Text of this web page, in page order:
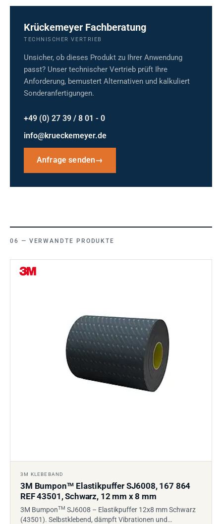
Krückemeyer Fachberatung
TECHNISCHER VERTRIEB
Unsicher, ob dieses Produkt zu Ihrer Anwendung
passt? Unser technischer Vertrieb prüft Ihre
Anforderung, bemustert Alternativen und kalkuliert
Sonderanfertigungen.
+49 (0) 27 39 / 8 01 - 0
info@krueckemeyer.de
Anfrage senden→
VERWANDTE PRODUKTE
3M KLEBEBAND
3M BumponTM Elastikpuffer SJ6008, 167 864
REF 43501, Schwarz, 12 mm x 8 mm
3M BumponTM SJ6008 – Elastikpuffer 12x8 mm Schwarz
(43501). Selbstklebend, dämpft Vibrationen und…